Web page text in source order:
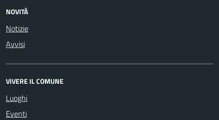
NOVITÀ
Notizie
Avvisi
VIVERE IL COMUNE
Luoghi
Eventi